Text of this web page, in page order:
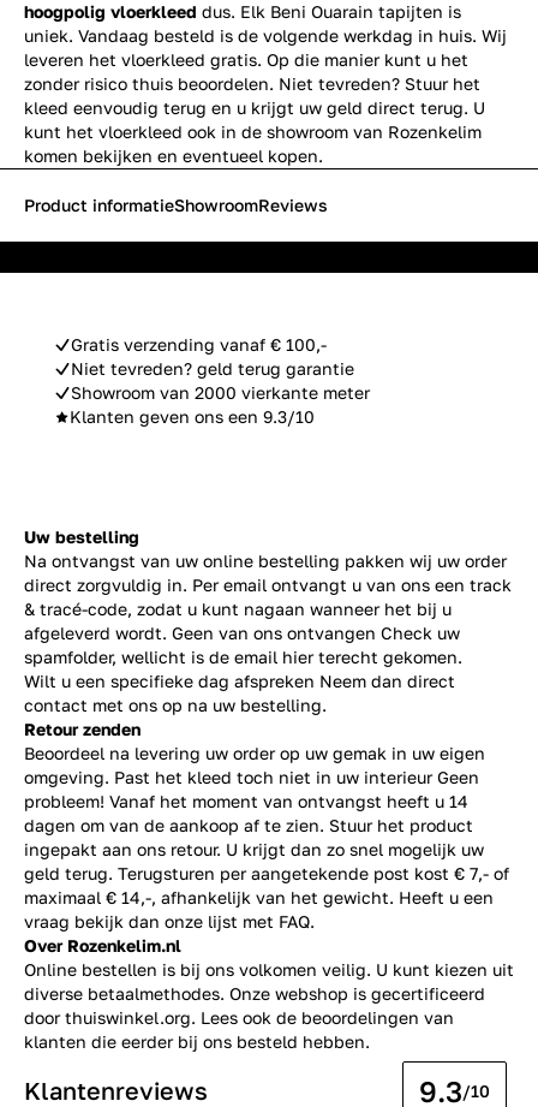
hoogpolig vloerkleed dus. Elk Beni Ouarain tapijten is
uniek. Vandaag besteld is de volgende werkdag in huis. Wij
leveren het vloerkleed gratis. Op die manier kunt u het
zonder risico thuis beoordelen. Niet tevreden? Stuur het
kleed eenvoudig terug en u krijgt uw geld direct terug. U
kunt het vloerkleed ook in de showroom van Rozenkelim
komen bekijken en eventueel kopen.
Gratis verzending vanaf € 100,-
Niet tevreden? geld terug garantie
Showroom van 2000 vierkante meter
Klanten geven ons een 9.3/10
Product informatieShowroomReviews
Uw bestelling
Na ontvangst van uw online bestelling pakken wij uw order
direct zorgvuldig in. Per email ontvangt u van ons een track
& tracé-code, zodat u kunt nagaan wanneer het bij u
afgeleverd wordt. Geen van ons ontvangen Check uw
spamfolder, wellicht is de email hier terecht gekomen.
Wilt u een specifieke dag afspreken Neem dan direct
contact met ons op na uw bestelling.
Retour zenden
Beoordeel na levering uw order op uw gemak in uw eigen
omgeving. Past het kleed toch niet in uw interieur Geen
probleem! Vanaf het moment van ontvangst heeft u 14
dagen om van de aankoop af te zien. Stuur het product
ingepakt aan ons retour. U krijgt dan zo snel mogelijk uw
geld terug. Terugsturen per aangetekende post kost € 7,- of
maximaal € 14,-, afhankelijk van het gewicht. Heeft u een
vraag bekijk dan onze lijst met FAQ.
Over Rozenkelim.nl
Online bestellen is bij ons volkomen veilig. U kunt kiezen uit
diverse betaalmethodes. Onze webshop is gecertificeerd
door thuiswinkel.org. Lees ook de beoordelingen van
klanten die eerder bij ons besteld hebben.
Klantenreviews 9.3/10